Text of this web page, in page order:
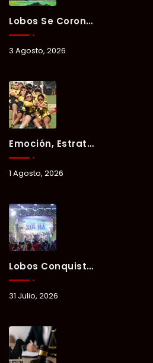
Lobos Se Corona Campeón Del Verano Xul-Há 2026 Tras Tres Días De Intensa Competencia.
3 Agosto, 2026
Emoción, Estrategia Y Trabajo En Equipo Marcan El Segundo Día Del Verano Xul-Há 2026.
1 Agosto, 2026
Lobos Conquista La Primera Competencia Del Verano Xul-Há 2026 En Una Noche Llena De Talento Y Energía.
31 Julio, 2026